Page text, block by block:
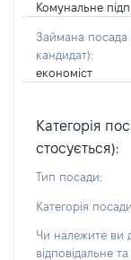
Комунальне
Займана посада
кандидат):
економіст
Категорія
стосується):
Тип посади:
Категорія
Чи належите ви
відповідальне